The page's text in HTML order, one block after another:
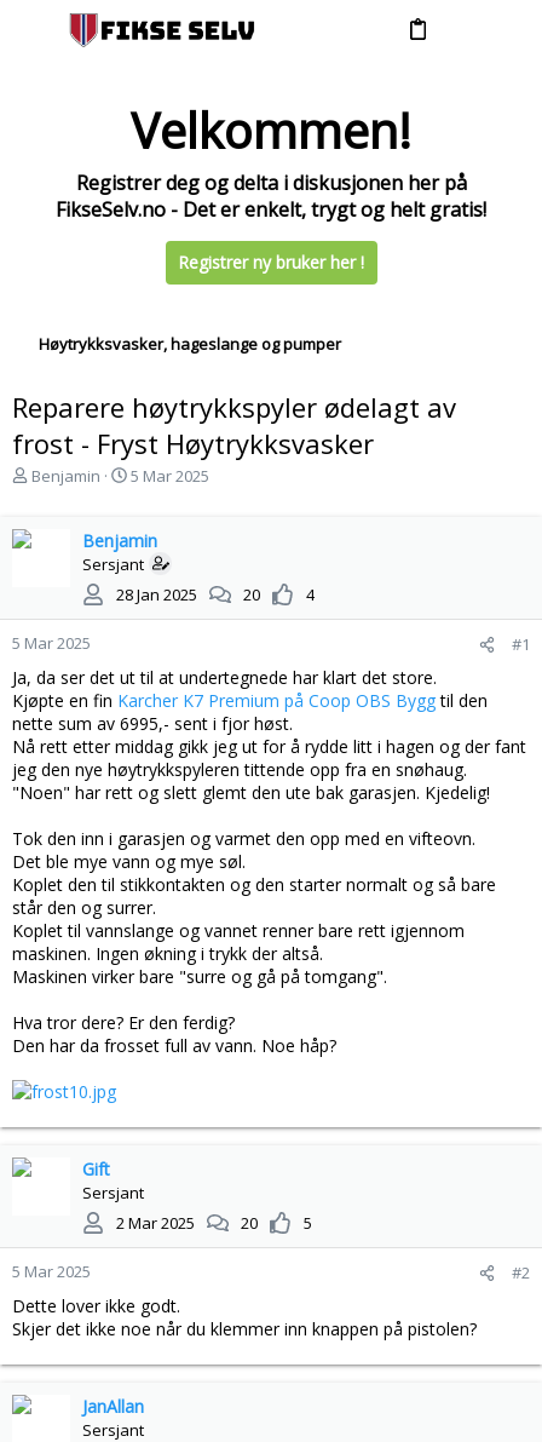
Velkommen!
Registrer deg og delta i diskusjonen her på
FikseSelv.no - Det er enkelt, trygt og helt gratis!
Registrer ny bruker her !
Høytrykksvasker, hageslange og pumper
Reparere høytrykkspyler ødelagt av
frost - Fryst Høytrykksvasker
T
d
r
t
e
r
Benjamin
S
r
t
a
t
5 Mar 2025
Benjamin
Sersjant
28 Jan 2025
20 4
5 Mar 2025 #1
Ja, da ser det ut til at undertegnede har klart det store.
Kjøpte en fin Karcher K7 Premium på Coop OBS Byggtil den
nette sum av 6995,- sent i fjor høst.
Nå rett etter middag gikk jeg ut for å rydde litt i hagen og der fant
jeg den nye høytrykkspyleren tittende opp fra en snøhaug.
"Noen" har rett og slett glemt den ute bak garasjen. Kjedelig!
Tok den inn i garasjen og varmet den opp med en vifteovn.
Det ble mye vann og mye søl.
Koplet den til stikkontakten og den starter normalt og så bare
står den og surrer.
Koplet til vannslange og vannet renner bare rett igjennom
maskinen. Ingen økning i trykk der altså.
Maskinen virker bare "surre og gå på tomgang".
Hva tror dere? Er den ferdig?
Den har da frosset full av vann. Noe håp?
Gift
Sersjant
2 Mar 2025
20 5
5 Mar 2025 #2
Dette lover ikke godt.
Skjer det ikke noe når du klemmer inn knappen på pistolen?
JanAllan
Sersjant